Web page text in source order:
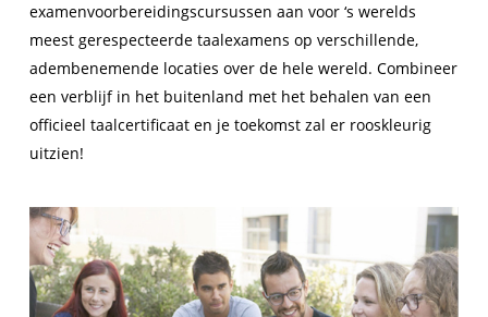
examenvoorbereidingscursussen aan voor ‘s werelds
meest gerespecteerde taalexamens op verschillende,
adembenemende locaties over de hele wereld. Combineer
een verblijf in het buitenland met het behalen van een
officieel taalcertificaat en je toekomst zal er rooskleurig
uitzien!